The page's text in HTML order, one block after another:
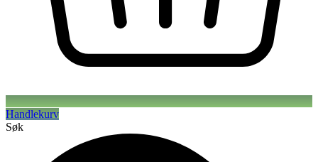
Handlekurv
Søk